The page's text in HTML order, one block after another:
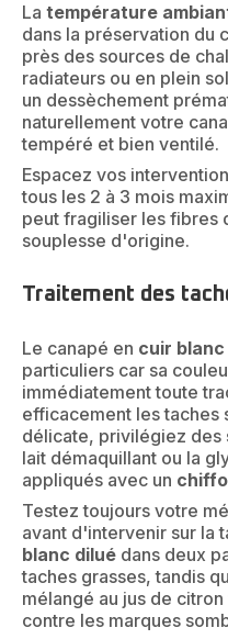
La température
dans la préservation du
près des sources de
radiateurs ou en plein
un dessèchement
naturellement votre
tempéré et bien ventilé.
Espacez vos
tous les 2 à 3 mois
peut fragiliser les fibres
souplesse d'origine.
Traitement des
Le canapé en cuir blanc
particuliers car sa
immédiatement toute
efficacement les taches
délicate, privilégiez des
lait démaquillant ou la
appliqués avec un
Testez toujours votre
avant d'intervenir sur la
blanc dilué dans deux
taches grasses, tandis
mélangé au jus de
contre les marques